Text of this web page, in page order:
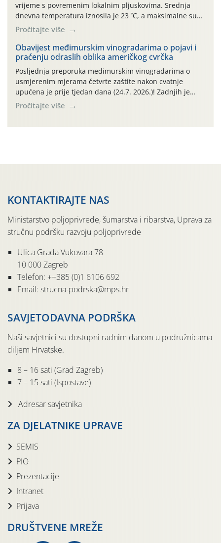
vrijeme s povremenim lokalnim pljuskovima. Srednja
dnevna temperatura iznosila je 23 ˚C, a maksimalne su
se posljednjih dana penjale do 35 ˚C. Prognostičari u
narednom razdoblju najavljuju drugi ovogodišnji
„toplinski udar“. Simptome plamenjače vinove loze
(Plasmoparas viticola) uglavnom ne nalazimo u
vinogradima, a simptomi pepelnice vinove […]
Pročitajte više
Obavijest međimurskim vinogradarima o pojavi i
praćenju odraslih oblika američkog cvrčka
Posljednja preporuka međimurskim vinogradarima o
usmjerenim mjerama četvrte zaštite nakon cvatnje
upućena je prije tjedan dana (24.7. 2026.)! Zadnjih je
tjedan dana u Međimurskom vinogorju obilježilo
iznadprosječno vruće razdoblje: svakog su dana najviše
Pročitajte više
KONTAKTIRAJTE NAS
Ministarstvo poljoprivrede, šumarstva i ribarstva, Uprava za
stručnu podršku razvoju poljoprivrede
Ulica Grada Vukovara 78
10 000 Zagreb
Telefon: ++385 (0)1 6106 692
Email: strucna-podrska@mps.hr
SAVJETODAVNA PODRŠKA
Naši savjetnici su dostupni radnim danom u podružnicama
diljem Hrvatske.
8 – 16 sati (Grad Zagreb)
7 – 15 sati (Ispostave)
Adresar savjetnika
ZA DJELATNIKE UPRAVE
SEMIS
PIO
Prezentacije
Intranet
Prijava
DRUŠTVENE MREŽE